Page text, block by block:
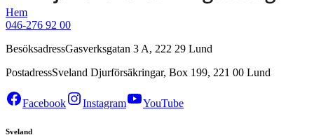
Hem
046-276 92 00
BesöksadressGasverksgatan 3 A, 222 29 Lund
PostadressSveland Djurförsäkringar, Box 199, 221 00 Lund
Facebook Instagram YouTube
Sveland